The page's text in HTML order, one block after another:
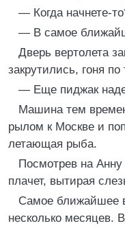
— Когда начнете-
— В самое
Дверь вертолета
закрутились, гоня
— Еще пиджак
Машина тем
рылом к Москве и
летающая рыба.
Посмотрев на Анну
плачет, вытирая
Самое ближайшее
несколько месяцев.